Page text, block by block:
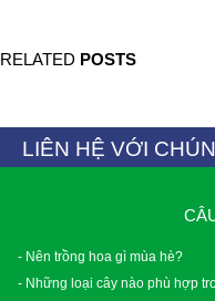
RELATED POSTS
LIÊN HỆ VỚI
- Nên trồng hoa gì mùa hè?
- Những loại cây nào phù hợp